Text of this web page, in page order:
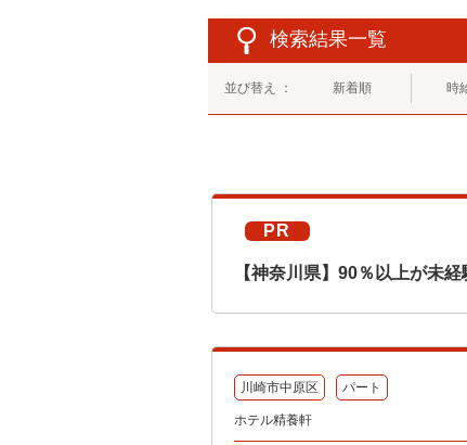
検索結果一覧
並び替え ： 新着順 時
PR
【神奈川県】90％以上が未
川崎市中原区 パート
ホテル精養軒